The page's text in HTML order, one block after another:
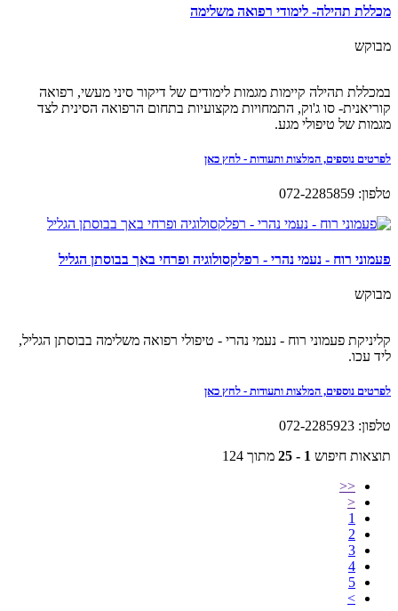
מכללת תהילה- לימודי רפואה משלימה
מבוקש
במכללת תהילה קיימות מגמות לימודים של דיקור סיני מעשי, רפואה
קוריאנית- סו ג'וק, התמחויות מקצועיות בתחום הרפואה הסינית לצד
מגמות של טיפולי מגע.
לפרטים נוספים, המלצות ותעודות - לחץ כאן
טלפון: 072-2285859
פעמוני רוח - נעמי נהרי - רפלקסולוגיה ופרחי באך בבוסתן הגליל
מבוקש
קליניקת פעמוני רוח - נעמי נהרי - טיפולי רפואה משלימה בבוסתן הגליל,
ליד עכו.
לפרטים נוספים, המלצות ותעודות - לחץ כאן
טלפון: 072-2285923
תוצאות חיפוש 1 - 25
מתוך 124
<<
<
1
2
3
4
5
>